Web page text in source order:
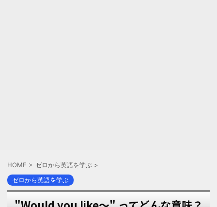
HOME > ゼロから英語を学ぶ >
ゼロから英語を学ぶ